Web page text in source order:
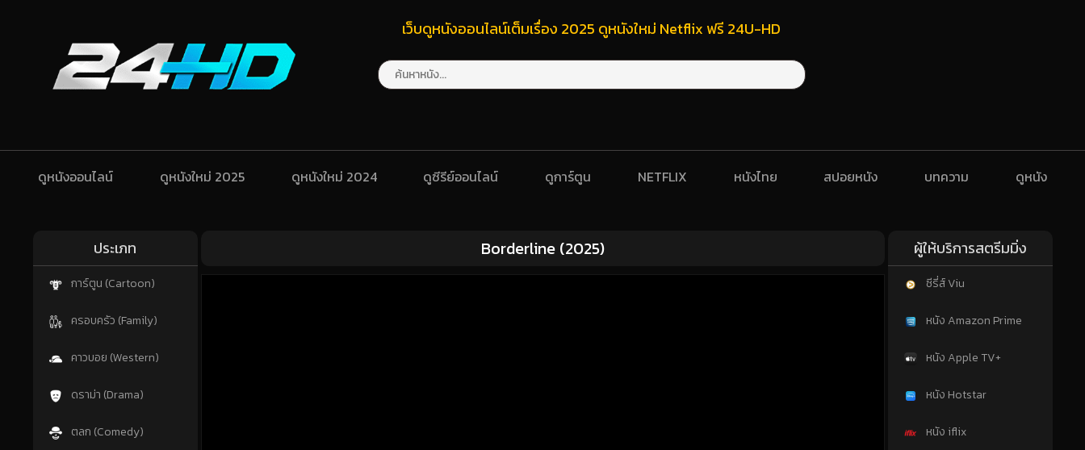
เว็บดูหนังออนไลน์เต็มเรื่อง 2025 ดูหนังใหม่ Netflix ฟรี 24U-HD
ดูหนังออนไลน์ ดูหนังใหม่ 2025 ดูหนังใหม่ 2024 ดูซีรีย์ออนไลน์ ดูการ์ตูน NETFLIX หนังไทย สปอยหนัง บทความ ดูหนัง
ประเภท
การ์ตูน (Cartoon)
ครอบครัว (Family)
คาวบอย (Western)
ดราม่า (Drama)
ตลก (Comedy)
Borderline (2025) ผู้ให้บริการสตรีมมิ่ง
ซีรี่ส์ Viu
หนัง Amazon Prime
หนัง Apple TV+
หนัง Hotstar
หนัง iflix